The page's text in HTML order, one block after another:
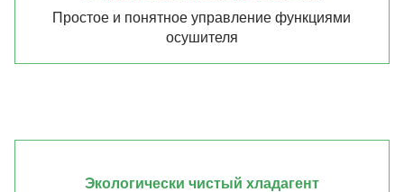
Простое и понятное управление функциями
осушителя
Экологически чистый хладагент